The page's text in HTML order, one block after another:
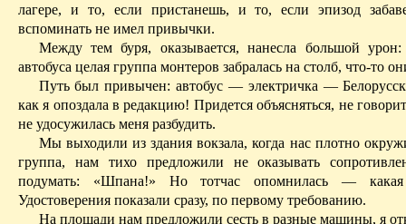
лагере, и то, если пристанешь, и то, если эпизод
вспоминать не имел привычки.
Между тем буря, оказывается, нанесла большой урон:
автобуса целая группа монтеров забралась на столб, что‑то
Путь был привычен: автобус — электричка —
как я опоздала в редакцию! Придется объясняться, не
не удосужилась меня разбудить.
Мы выходили из здания вокзала, когда нас плотно
группа, нам тихо предложили не оказывать
подумать: «Шпана!» Но тотчас опомнилась —
Удостоверения показали сразу, по первому требованию.
На площади нам предложили сесть в разные машины, я